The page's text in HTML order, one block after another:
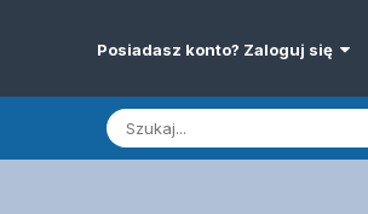
Posiadasz konto? Zaloguj się